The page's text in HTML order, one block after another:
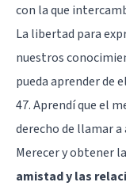
con la que
La libertad para
nuestros
pueda aprender de
47. Aprendí que el
derecho de llamar
Merecer y obtener
amistad y las